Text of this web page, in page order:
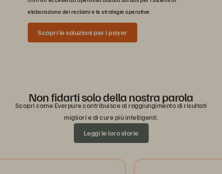
elaborazione dei reclami e le strategie operative.
Scopri le soluzioni per i payer
Non fidarti solo della nostra parola
Scopri come Everpure contribuisce al raggiungimento di risultati
migliori e di cure più intelligenti.
Leggi le loro storie